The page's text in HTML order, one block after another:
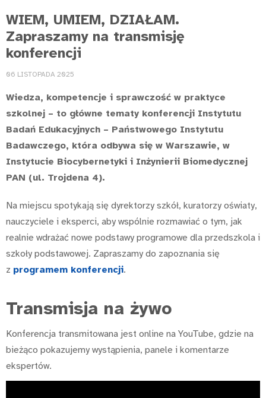
WIEM, UMIEM, DZIAŁAM.
Zapraszamy na transmisję
konferencji
06 LISTOPADA 2025
Wiedza, kompetencje i sprawczość w praktyce
szkolnej – to główne tematy konferencji Instytutu
Badań Edukacyjnych – Państwowego Instytutu
Badawczego, która odbywa się w Warszawie, w
Instytucie Biocybernetyki i Inżynierii Biomedycznej
PAN (ul. Trojdena 4).
Na miejscu spotykają się dyrektorzy szkół, kuratorzy oświaty,
nauczyciele i eksperci, aby wspólnie rozmawiać o tym, jak
realnie wdrażać nowe podstawy programowe dla przedszkola i
szkoły podstawowej. Zapraszamy do zapoznania się
z programem konferencji.
Transmisja na żywo
Konferencja transmitowana jest online na YouTube, gdzie na
bieżąco pokazujemy wystąpienia, panele i komentarze
ekspertów.